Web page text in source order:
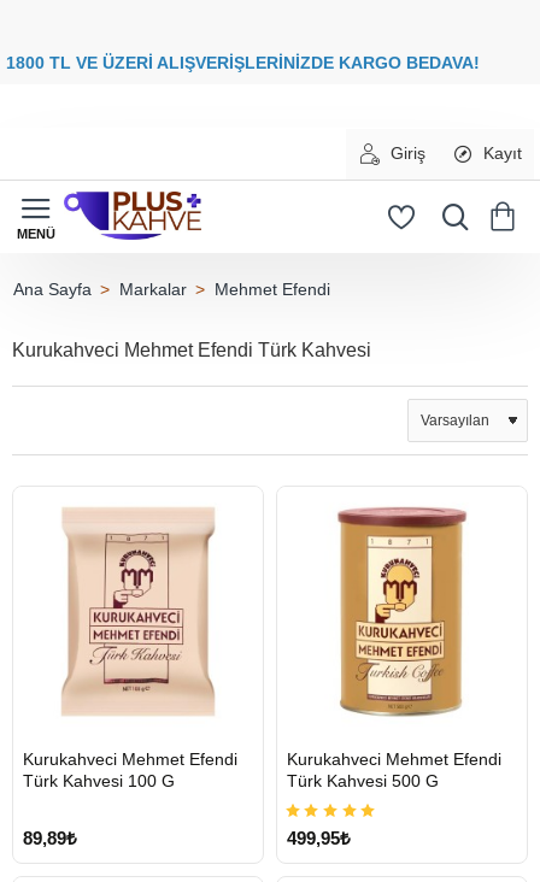
00 TL VE ÜZERİ ALIŞVERİŞLERİNİZDE KARGO
Giriş Kayıt
Markalar Mehmet Efendi
Kurukahveci Mehmet Efendi Türk Kahvesi
GÖNDERİ
Kurukahveci Mehmet Efendi
Türk Kahvesi 100 G
89,89₺
GÖNDERİ
Kurukahveci Mehmet Efendi
Türk Kahvesi 500 G
499,95₺